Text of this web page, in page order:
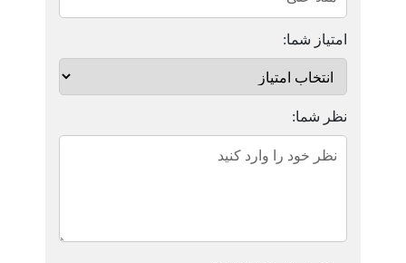
امتیاز شما:
نظر شما: